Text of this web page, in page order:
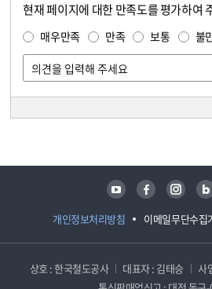
현재 페이지에 대한 만족도를 평가하여
매우만족 만족 보통 불
개인정보처리방침 이메일무단수집
유튜브 페이스북 인스타그램 블로그
상호 : 한국철도공사 대표자 : 김태승
사